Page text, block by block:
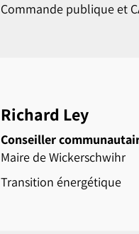
Commande publique et
Richard Ley
Conseiller
Maire de Wickerschwihr
Transition énergétique